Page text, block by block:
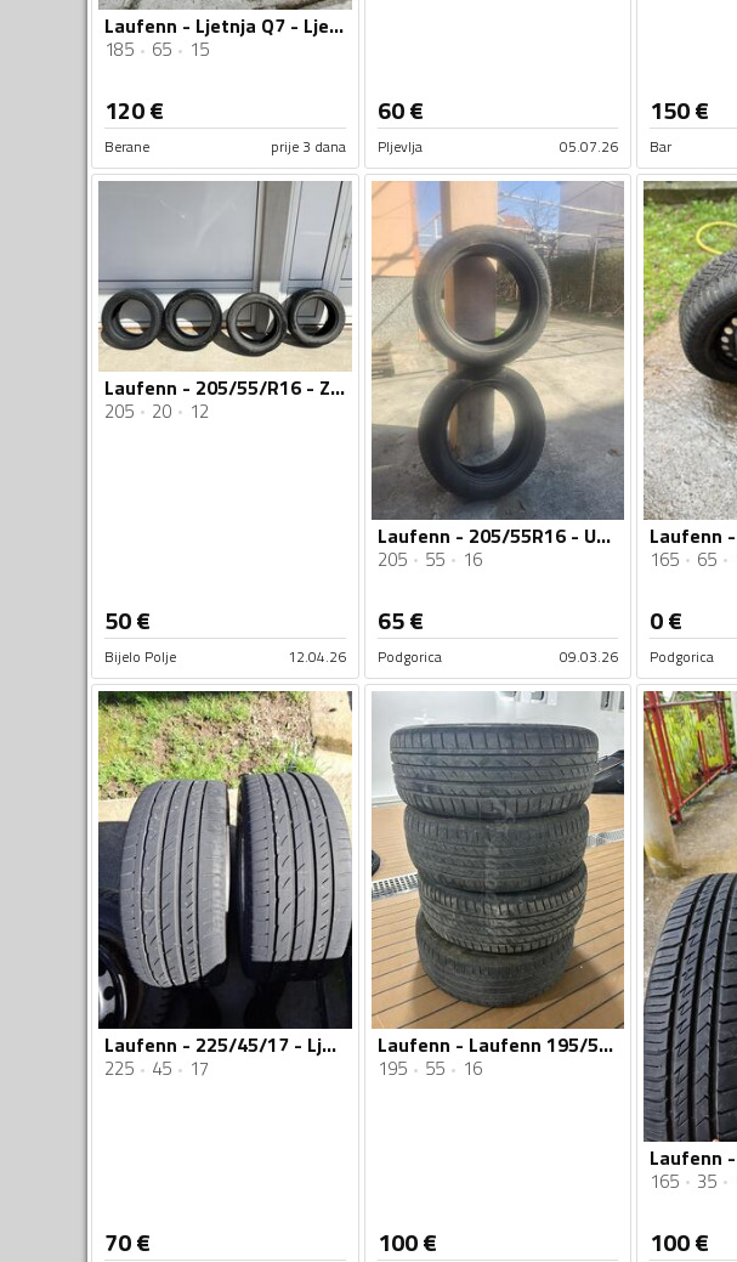
Laufenn - Ljetnja Q7 - Ljetnja guma
185 65 15
120€
Berane prije 3 dana
60€
Pljevlja 05.07.26
150€
Bar
Laufenn - 205/55/R16 - Zimska guma
205 20 12
50€
Bijelo Polje 12.04.26
Laufenn - 205/55R16 - Univerzalna guma
205 55 16
65€
Podgorica 09.03.26
165 65
0€
Podgorica
Laufenn - 225/45/17 - Ljetnja guma
225 45 17
70€
Laufenn - Laufenn 195/55/R16 - Ljetnja guma
195 55 16
100€
165 35
100€